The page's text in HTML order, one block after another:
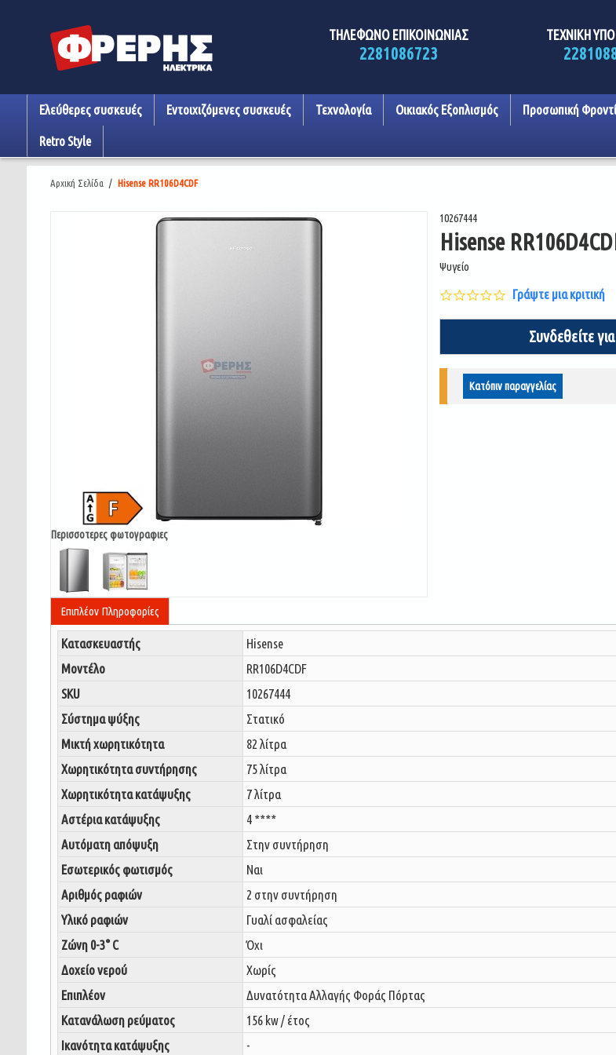
ΤΗΛΕΦΩΝΟ ΕΠΙΚΟΙΝΩΝΙΑΣ
2281086723
ΤΕΧΝΙΚΗ
Ελεύθερες συσκευές Εντοιχιζόμενες συσκευές Τεχνολογία Οικιακός Εξοπλισμός Προσωπική
Retro Style
Αρχική Σελίδα / Hisense RR106D4CDF
10267444
Hisense
Ψυγείο
0.0
star
rating
Γράψτε μια κριτική
Περισσοτερες φωτογραφιες
Συνδεθείτε
Κατόπιν παραγγελίας
Επιπλέον Πληροφορίες
Κατασκευαστής
Hisense
Μοντέλο
RR106D4CDF
SKU
10267444
Σύστημα ψύξης
Στατικό
Μικτή χωρητικότητα
82 λίτρα
Χωρητικότητα συντήρησης
75 λίτρα
Χωρητικότητα κατάψυξης
7 λίτρα
Αστέρια κατάψυξης
4 ****
Αυτόματη απόψυξη
Στην συντήρηση
Εσωτερικός φωτισμός
Ναι
Αριθμός ραφιών
2 στην συντήρηση
Υλικό ραφιών
Γυαλί ασφαλείας
Ζώνη 0-3° C
Όχι
Δοχείο νερού
Χωρίς
Επιπλέον
Δυνατότητα Αλλαγής Φοράς Πόρτας
Κατανάλωση ρεύματος
156 kw / έτος
Ικανότητα κατάψυξης
-